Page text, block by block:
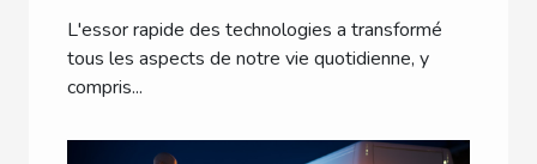
L'essor rapide des technologies a transformé
tous les aspects de notre vie quotidienne, y
compris...